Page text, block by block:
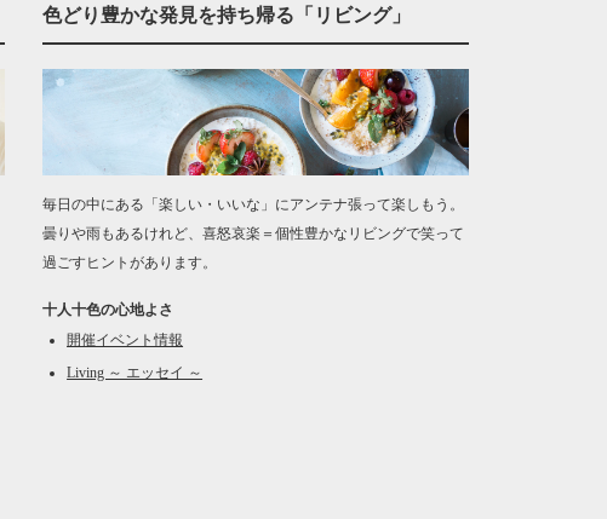
色どり豊かな発見を持ち帰る「リビング」
毎日の中にある「楽しい・いいな」にアンテナ張って楽しもう。
曇りや雨もあるけれど、喜怒哀楽＝個性豊かなリビングで笑って
過ごすヒントがあります。
十人十色の心地よさ
開催イベント情報
Living ～ エッセイ ～